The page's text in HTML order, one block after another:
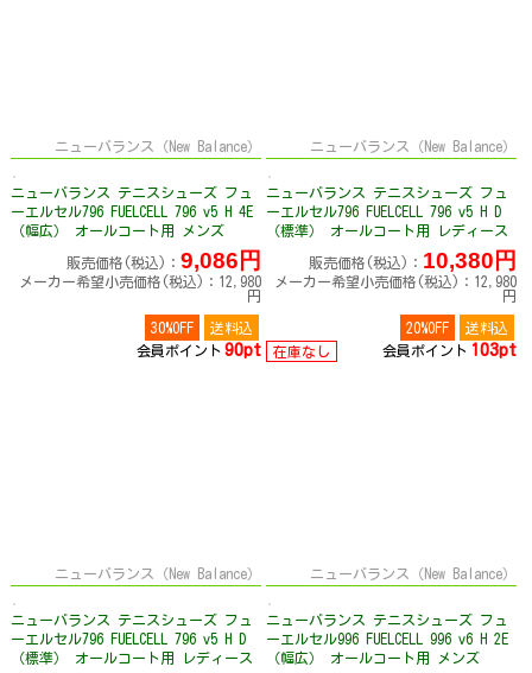
ニューバランス（New Balance）
ニューバランス テニスシューズ フュ
ーエルセル796 FUELCELL 796 v5 H 4E
（幅広） オールコート用 メンズ
販売価格(税込)： 9,086円
メーカー希望小売価格(税込)：12,980
円
30%OFF
送料込
会員ポイント 90pt
ニューバランス（New Balance）
ニューバランス テニスシューズ フュ
ーエルセル796 FUELCELL 796 v5 H D
（標準） オールコート用 レディース
販売価格(税込)： 10,380円
メーカー希望小売価格(税込)：12,980
円
20%OFF
送料込
在庫なし
会員ポイント 103pt
ニューバランス（New Balance）
ニューバランス テニスシューズ フュ
ーエルセル796 FUELCELL 796 v5 H D
（標準） オールコート用 レディース
ニューバランス（New Balance）
ニューバランス テニスシューズ フュ
ーエルセル996 FUELCELL 996 v6 H 2E
（幅広） オールコート用 メンズ